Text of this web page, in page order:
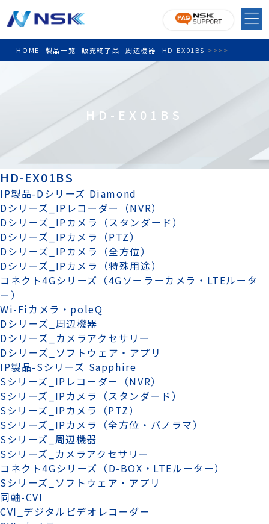
HOME >
製品一覧 >
販売終了品 >
周辺機器 >
HD-EX01BS
HD-EX01BS
HD-EX01BS
IP製品-Dシリーズ Diamond
Dシリーズ_IPレコーダー（NVR）
Dシリーズ_IPカメラ（スタンダード）
Dシリーズ_IPカメラ（PTZ）
Dシリーズ_IPカメラ（全方位）
Dシリーズ_IPカメラ（特殊用途）
コネクト4Gシリーズ（4Gソーラーカメラ・LTEルータ
ー）
Wi-Fiカメラ・poleQ
Dシリーズ_周辺機器
Dシリーズ_カメラアクセサリー
Dシリーズ_ソフトウェア・アプリ
IP製品-Sシリーズ Sapphire
Sシリーズ_IPレコーダー（NVR）
Sシリーズ_IPカメラ（スタンダード）
Sシリーズ_IPカメラ（PTZ）
Sシリーズ_IPカメラ（全方位・パノラマ）
Sシリーズ_周辺機器
Sシリーズ_カメラアクセサリー
コネクト4Gシリーズ（D-BOX・LTEルーター）
Sシリーズ_ソフトウェア・アプリ
同軸-CVI
CVI_デジタルビデオレコーダー